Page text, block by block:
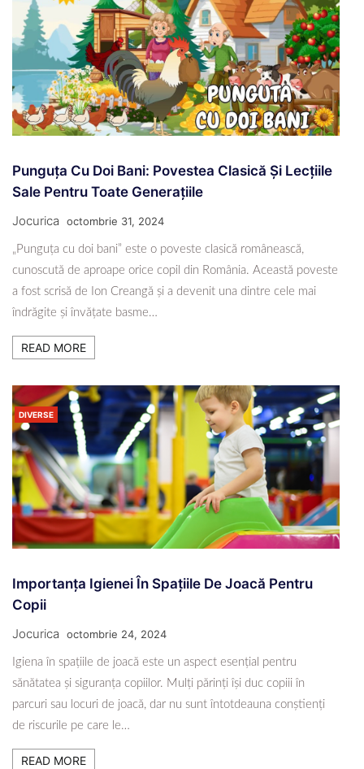
Punguța Cu Doi Bani: Povestea Clasică Și Lecțiile
Sale Pentru Toate Generațiile
Jocurica octombrie 31, 2024
„Punguța cu doi bani” este o poveste clasică românească,
cunoscută de aproape orice copil din România. Această poveste
a fost scrisă de Ion Creangă și a devenit una dintre cele mai
îndrăgite și învățate basme…
READ MORE
DIVERSE
Importanța Igienei În Spațiile De Joacă Pentru
Copii
Jocurica octombrie 24, 2024
Igiena în spațiile de joacă este un aspect esențial pentru
sănătatea și siguranța copiilor. Mulți părinți își duc copiii în
parcuri sau locuri de joacă, dar nu sunt întotdeauna conștienți
de riscurile pe care le…
READ MORE